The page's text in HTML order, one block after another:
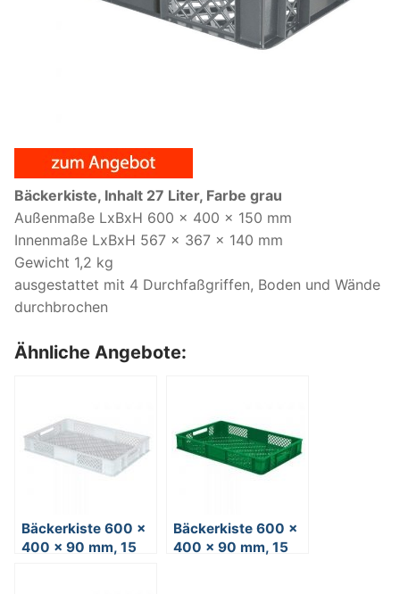
Bäckerkiste, Inhalt 27 Liter, Farbe grau
Außenmaße LxBxH 600 x 400 x 150 mm
Innenmaße LxBxH 567 x 367 x 140 mm
Gewicht 1,2 kg
ausgestattet mit 4 Durchfaßgriffen, Boden und Wände
durchbrochen
Ähnliche Angebote:
Bäckerkiste 600 x
400 x 90 mm, 15
Bäckerkiste 600 x
400 x 90 mm, 15